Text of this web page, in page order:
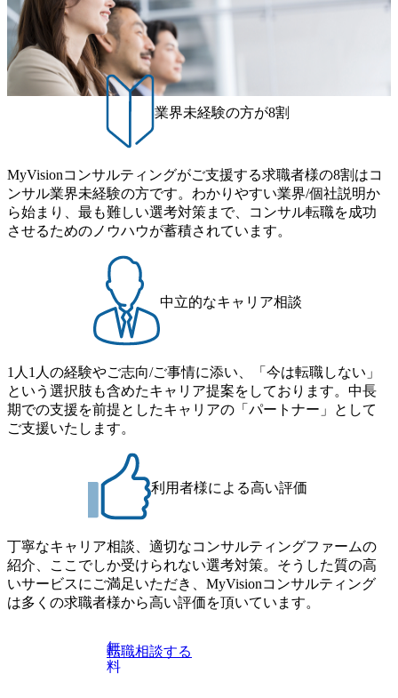
ェクト
収益性
携し、
も行い
長期的
支援、
務改善
と。そ
では決
。私
では
クトの
状況
検討し
バルサ
び改善
め、下
ござい
界
ネージャーには案件推進だけ
でなく組織成長を牽引する中
核メンバーとしての活躍を期
待しています。 HP掲載:ITコ
ンサルティング事業を新設、
採用を拡充
(https://www.ambl.co.jp/news/)
<マネージャーに期待するこ
ロジェクトチームのマネジメ
ント ・若手コンサルタントの
育成 ・コンサルティング組織
拡大への貢献 <業務内容> ●
実行計画策定 ・DX/AX推進
支援 ●プロジェクトマネジメ
ルダーマネジメント ・デリバ
リー品質向上 ・クライアント
●組織運営・人材育成 ・メン
バー育成 ・成果物レビュー
・ナレッジ共有 ・チームビル
ディング <キャリアパス> マ
業界未経験の方が8割
MyVisionコンサルティングがご支援する求職者様の8割はコ
ンサル業界未経験の方です。わかりやすい業界/個社説明か
ら始まり、最も難しい選考対策まで、コンサル転職を成功
させるためのノウハウが蓄積されています。
中立的なキャリア相談
1人1人の経験やご志向/ご事情に添い、「今は転職しない」
という選択肢も含めたキャリア提案をしております。中長
期での支援を前提としたキャリアの「パートナー」として
ご支援いたします。
利用者様による高い評価
丁寧なキャリア相談、適切なコンサルティングファームの
紹介、ここでしか受けられない選考対策。そうした質の高
いサービスにご満足いただき、MyVisionコンサルティング
は多くの求職者様から高い評価を頂いています。
無
料
転職相談する